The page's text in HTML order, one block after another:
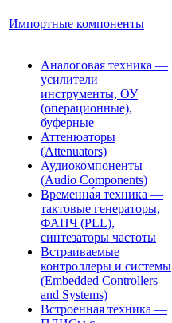
Импортные компоненты
Аналоговая техника —
усилители —
инструменты, ОУ
(операционные),
буферные
Аттенюаторы
(Attenuators)
Аудиокомпоненты
(Audio Components)
Временна́я техника —
тактовые генераторы,
ФАПЧ (PLL),
синтезаторы частоты
Встраиваемые
контроллеры и системы
(Embedded Controllers
and Systems)
Встроенная техника —